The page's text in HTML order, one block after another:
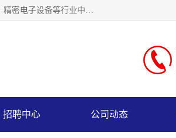
上海浜田实业有限公司专业致力于传动控制行业。面向工业机器人、半导体、机床、船舶、点胶、印刷、精密电子设备等行业中的运动控制技术。为日本哈默纳科（HarmonicDrive简称HD）中国地区定代理商，其生产的HarmonicDrive谐波减速机，具有轻量、小型、传动效率高、减速范围广、精度高等特点，被广泛应用于各种传动系统中。完善的技术，完善的售后，让您的选择无后顾之忧，欢迎您的来电洽谈！
招聘中心 公司动态